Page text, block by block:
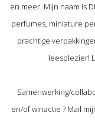
en meer. Mijn naam is
perfumes, miniature
prachtige
leesplezier!
Samenwerking/
en/of winactie ? Mail